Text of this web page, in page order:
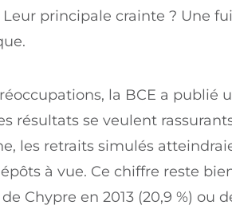
principale crainte ? Une
la BCE a
résultats se veulent
les retraits simulés
à vue. Ce chiffre reste
Chypre en 2013 (20,9 %) ou